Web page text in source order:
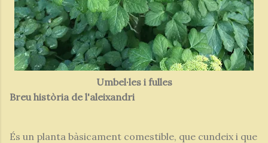
Umbel·les i fulles
Breu història de l'aleixandri
És un planta bàsicament comestible, que cundeix i que